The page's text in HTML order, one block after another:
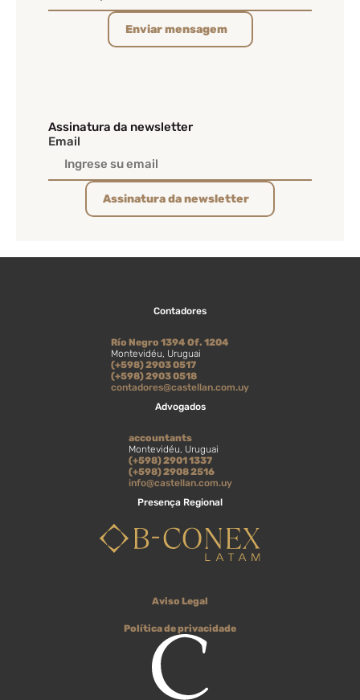
Enviar mensagem
Assinatura da newsletter
Email
Assinatura da newsletter
Aviso Legal
Política de privacidade
Presença Regional
Advogados
accountants
Montevidéu, Uruguai
(+598) 2901 1337
(+598) 2908 2516
info@castellan.com.uy
Contadores
Río Negro 1394 Of. 1204
Montevidéu, Uruguai
(+598) 2903 0517
(+598) 2903 0518
contadores@castellan.com.uy